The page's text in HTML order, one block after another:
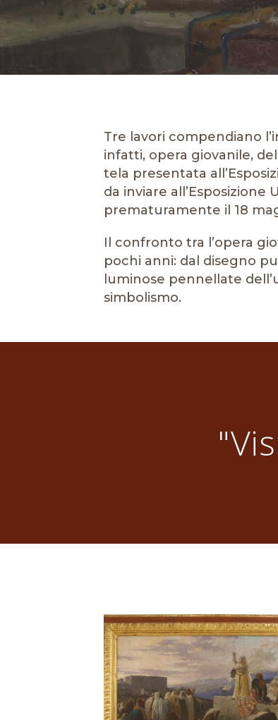
Tre lavori compendiano
infatti, opera giovanile,
tela presentata
da inviare
prematuramente il 18
Il confronto tra l’opera
pochi anni: dal disegno
luminose pennellate
simbolismo.